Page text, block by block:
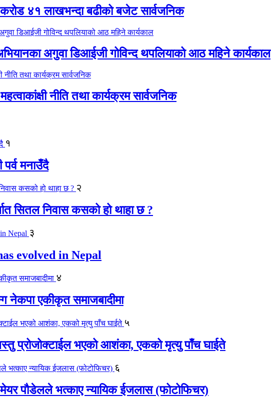
करोड ४१ लाखभन्दा बढीको बजेट सार्वजनिक
अगुवा डिआईजी गोविन्द थपलियाको आठ महिने कार्यकाल
नीति तथा कार्यक्रम सार्वजनिक
१
मनाउँदै
२
सितल निवास कसको हो थाहा छ ?
३
evolved in Nepal
४
नेकपा एकीकृत समाजबादीमा
५
प्रोजोक्टाईल भएको आशंका, एकको मृत्यु पाँच घाईते
६
मेयर पौडेलले भत्काए न्यायिक ईजलास (फोटोफिचर)